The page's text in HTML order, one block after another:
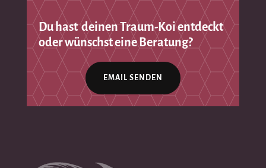
Du hast deinen Traum-Koi entdeckt
oder wünschst eine Beratung?
EMAIL SENDEN